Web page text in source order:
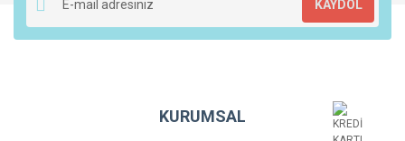
KAYDOL
KURUMSAL